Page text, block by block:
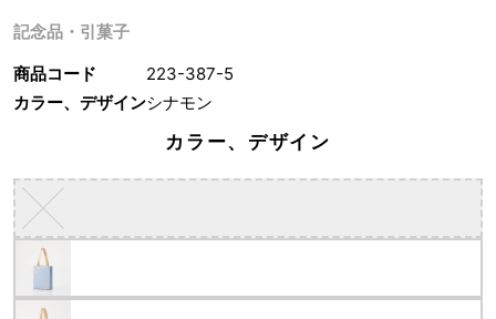
記念品・引菓子
商品コード
223-387-5
カラー、デザインシナモン
カラー、デザイン